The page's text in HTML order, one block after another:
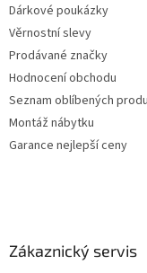
Dárkové poukázky
Věrnostní slevy
Prodávané značky
Hodnocení obchodu
Seznam oblíbených
Montáž nábytku
Garance nejlepší ceny
Zákaznický servis